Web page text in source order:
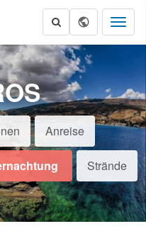
Anreise
Strände